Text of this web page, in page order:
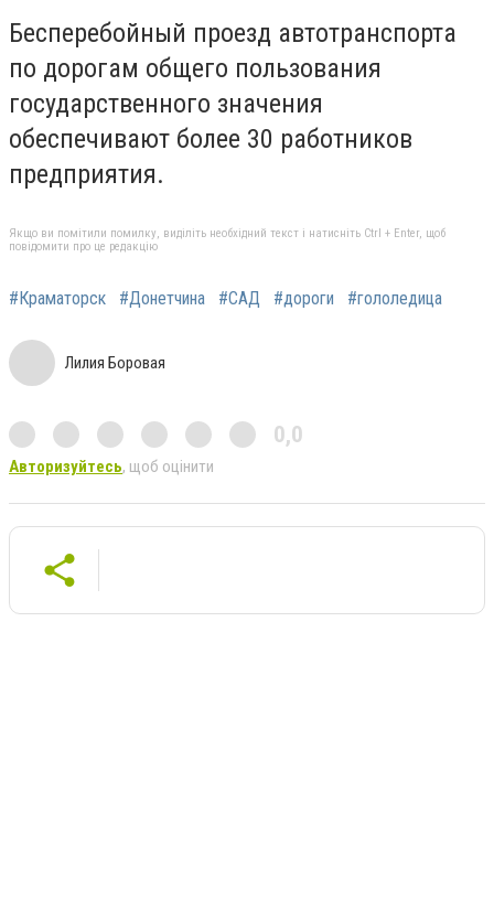
Бесперебойный проезд автотранспорта
по дорогам общего пользования
государственного значения
обеспечивают более 30 работников
предприятия.
Якщо ви помітили помилку, виділіть необхідний текст і натисніть Ctrl + Enter, щоб
повідомити про це редакцію
#Краматорск #Донетчина #САД #дороги #гололедица
Лилия Боровая
0,0
Авторизуйтесь, щоб оцінити